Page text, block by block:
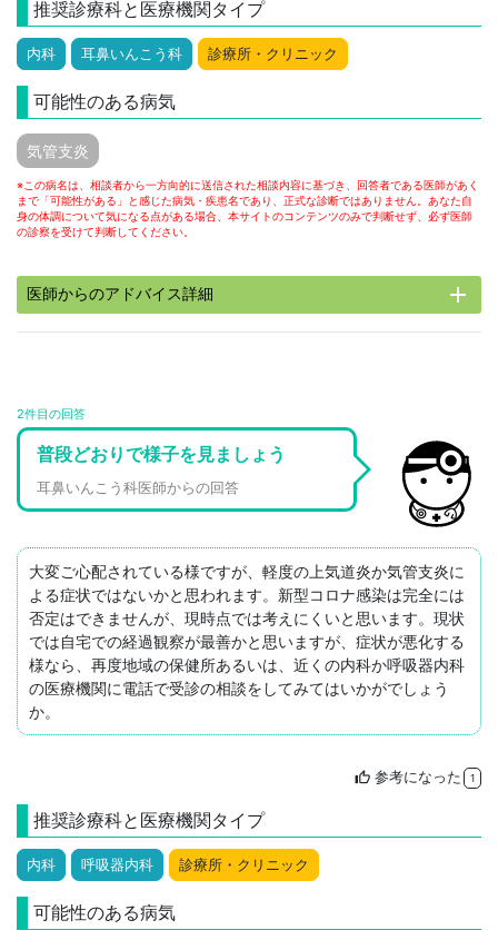
推奨診療科と医療機関タイプ
内科 耳鼻いんこう科 診療所・クリニック
可能性のある病気
気管支炎
※この病名は、相談者から一方向的に送信された相談内容に基づき、回答者である医師があく
まで「可能性がある」と感じた病気・疾患名であり、正式な診断ではありません。あなた自
身の体調について気になる点がある場合、本サイトのコンテンツのみで判断せず、必ず医師
の診察を受けて判断してください。
医師からのアドバイス詳細 add
2件目の回答
普段どおりで様子を見ましょう
耳鼻いんこう科医師からの回答
大変ご心配されている様ですが、軽度の上気道炎か気管支炎に
よる症状ではないかと思われます。新型コロナ感染は完全には
否定はできませんが、現時点では考えにくいと思います。現状
では自宅での経過観察が最善かと思いますが、症状が悪化する
様なら、再度地域の保健所あるいは、近くの内科か呼吸器内科
の医療機関に電話で受診の相談をしてみてはいかがでしょう
か。
thumb_up 参考になった 1
推奨診療科と医療機関タイプ
内科 呼吸器内科 診療所・クリニック
可能性のある病気